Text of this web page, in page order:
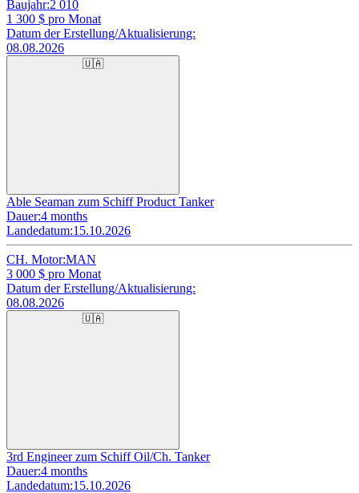
Baujahr:2 010
1 300 $ pro Monat
Datum der Erstellung/Aktualisierung:
08.08.2026
🇺🇦
Able Seaman zum Schiff Product Tanker
Dauer:4 months
Landedatum:15.10.2026
CH. Motor:MAN
3 000 $ pro Monat
Datum der Erstellung/Aktualisierung:
08.08.2026
🇺🇦
3rd Engineer zum Schiff Oil/Ch. Tanker
Dauer:4 months
Landedatum:15.10.2026